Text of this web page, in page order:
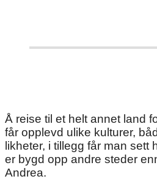
Å reise til et helt annet land
får opplevd ulike kulturer,
likheter, i tillegg får man sett
er bygd opp andre steder
Andrea.